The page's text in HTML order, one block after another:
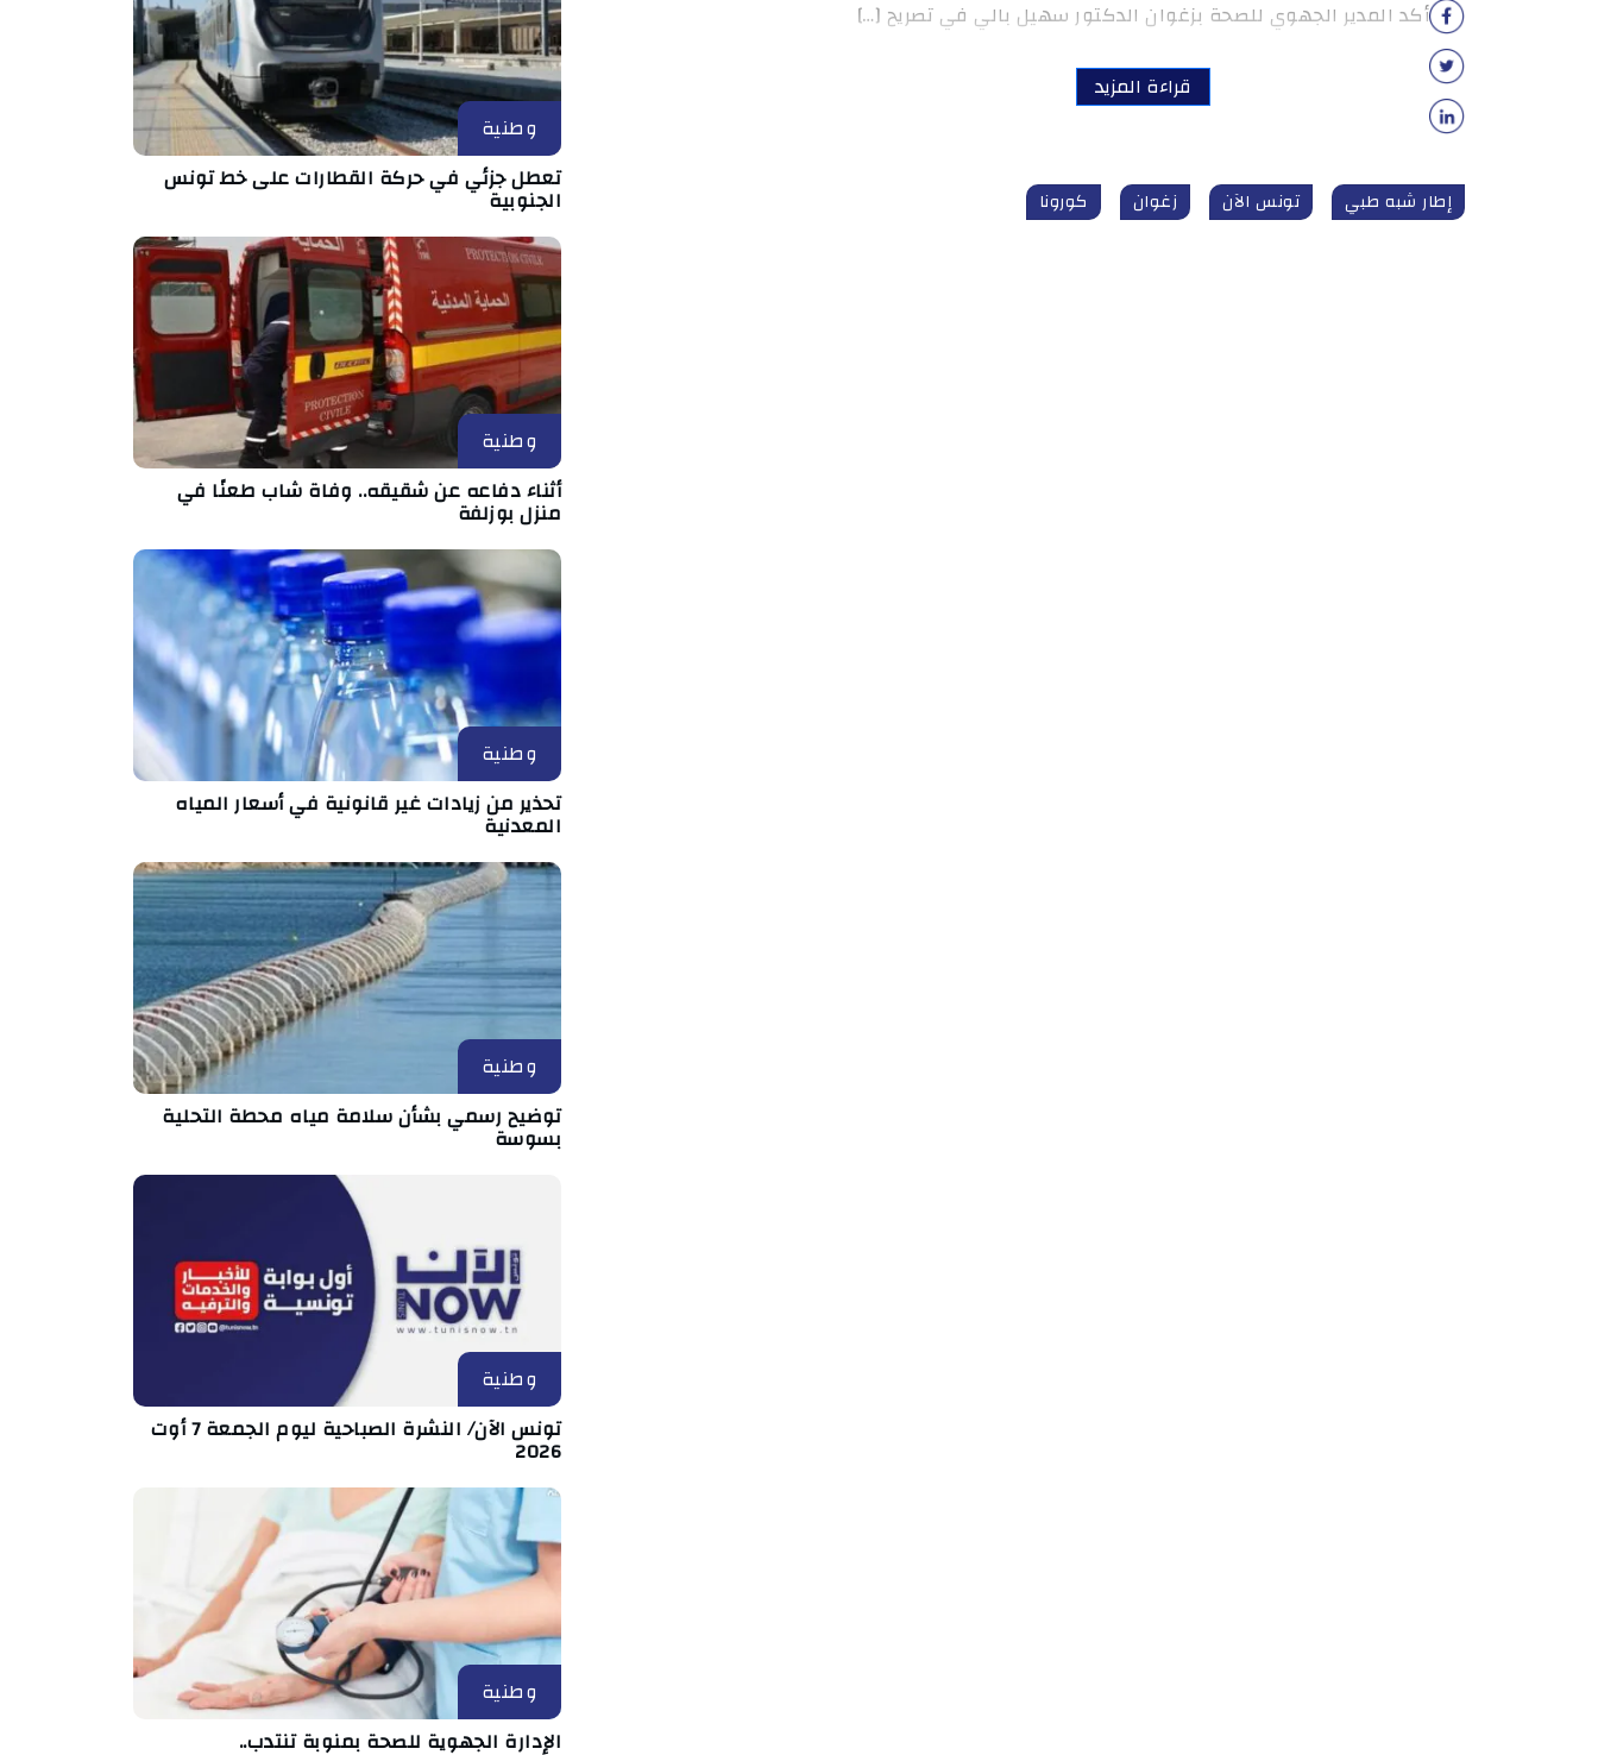
أكد المدير الجهوي للصحة بزغوان الدكتور سهيل بالي في تصريح […]
قراءة المزيد
إطار شبه طبي تونس الآن زغوان كورونا
وطنية
تعطل جزئي في حركة القطارات على خط تونس
الجنوبية
وطنية
أثناء دفاعه عن شقيقه.. وفاة شاب طعنًا في
منزل بوزلفة
وطنية
تحذير من زيادات غير قانونية في أسعار المياه
المعدنية
وطنية
توضيح رسمي بشأن سلامة مياه محطة التحلية
بسوسة
وطنية
تونس الآن/ النشرة الصباحية ليوم الجمعة 7 أوت
2026
وطنية
الإدارة الجهوية للصحة بمنوبة تنتدب..